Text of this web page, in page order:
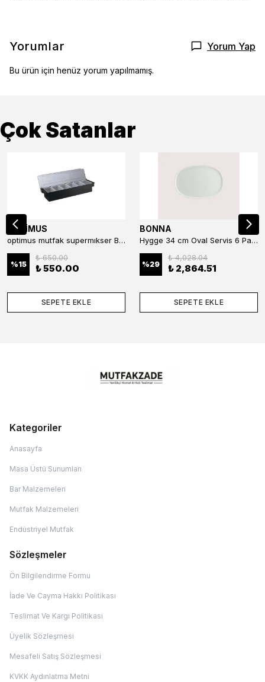
Yorumlar Yorum Yap
Bu ürün için henüz yorum yapılmamış.
Çok Satanlar
OPTİMUS
optimus mutfak supermıkser Bar Konteyner 6'lı 50×16×9 cm Kapaklı Polikarbon Organizer Bar & Kafe
%15
₺ 650.00
₺ 550.00
SEPETE EKLE
BONNA
Hygge 34 cm Oval Servis 6 Parça
%29
₺ 4,028.04
₺ 2,864.51
SEPETE EKLE
Kategoriler
Anasayfa
Masa Üstü Sunumları
Bar Malzemeleri
Mutfak Malzemeleri
Endüstriyel Mutfak
Sözleşmeler
Ön Bilgilendirme Formu
İade Ve Cayma Hakkı Politikası
Teslimat Ve Kargı Politikası
Üyelik Sözleşmesi
Mesafeli Satış Sözleşmesi
KVKK Aydınlatma Metni